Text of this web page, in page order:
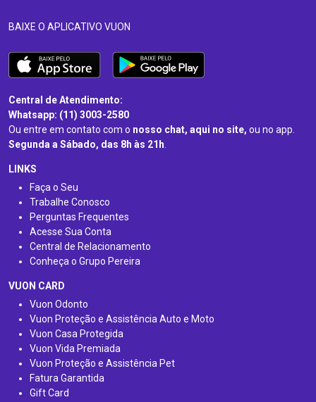
BAIXE O APLICATIVO VUON
Central de Atendimento:
Whatsapp: (11) 3003-2580
Ou entre em contato com o nosso chat, aqui no site, ou no app.
Segunda a Sábado, das 8h às 21h.
LINKS
Faça o Seu
Trabalhe Conosco
Perguntas Frequentes
Acesse Sua Conta
Central de Relacionamento
Conheça o Grupo Pereira
VUON CARD
Vuon Odonto
Vuon Proteção e Assistência Auto e Moto
Vuon Casa Protegida
Vuon Vida Premiada
Vuon Proteção e Assistência Pet
Fatura Garantida
Gift Card